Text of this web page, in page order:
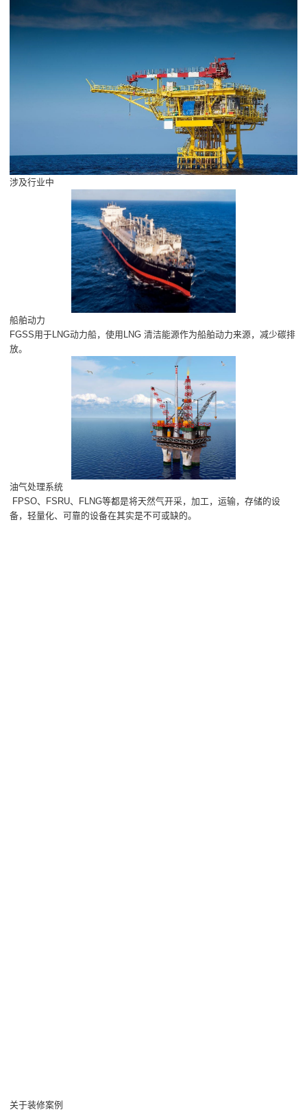
涉及行业中
船舶动力
FGSS用于LNG动力船，使用LNG 清洁能源作为船舶动力来源，减少碳排
放。
油气处理系统
FPSO、FSRU、FLNG等都是将天然气开采，加工，运输，存储的设
备，轻量化、可靠的设备在其实是不可或缺的。
关于装修案例